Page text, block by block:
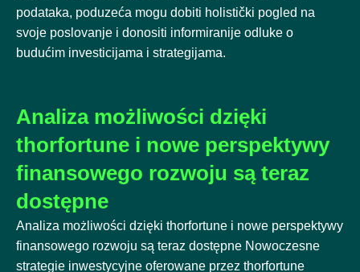
podataka, poduzeća mogu dobiti holistički pogled na
svoje poslovanje i donositi informiranije odluke o
budućim investicijama i strategijama.
Analiza możliwości dzięki
thorfortune i nowe perspektywy
finansowego rozwoju są teraz
dostępne
Analiza możliwości dzięki thorfortune i nowe perspektywy
finansowego rozwoju są teraz dostępne Nowoczesne
strategie inwestycyjne oferowane przez thorfortune